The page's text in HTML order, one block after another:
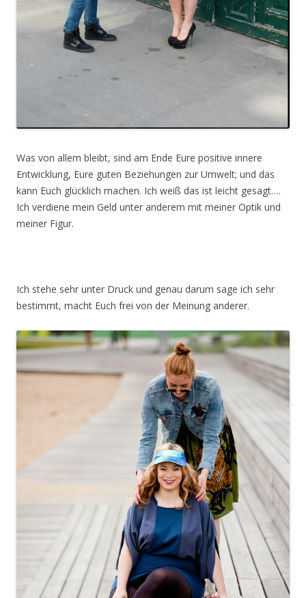
Was von allem bleibt, sind am Ende Eure positive innere
Entwicklung, Eure guten Beziehungen zur Umwelt; und das
kann Euch glücklich machen. Ich weiß das ist leicht gesagt….
Ich verdiene mein Geld unter anderem mit meiner Optik und
meiner Figur.
Ich stehe sehr unter Druck und genau darum sage ich sehr
bestimmt, macht Euch frei von der Meinung anderer.